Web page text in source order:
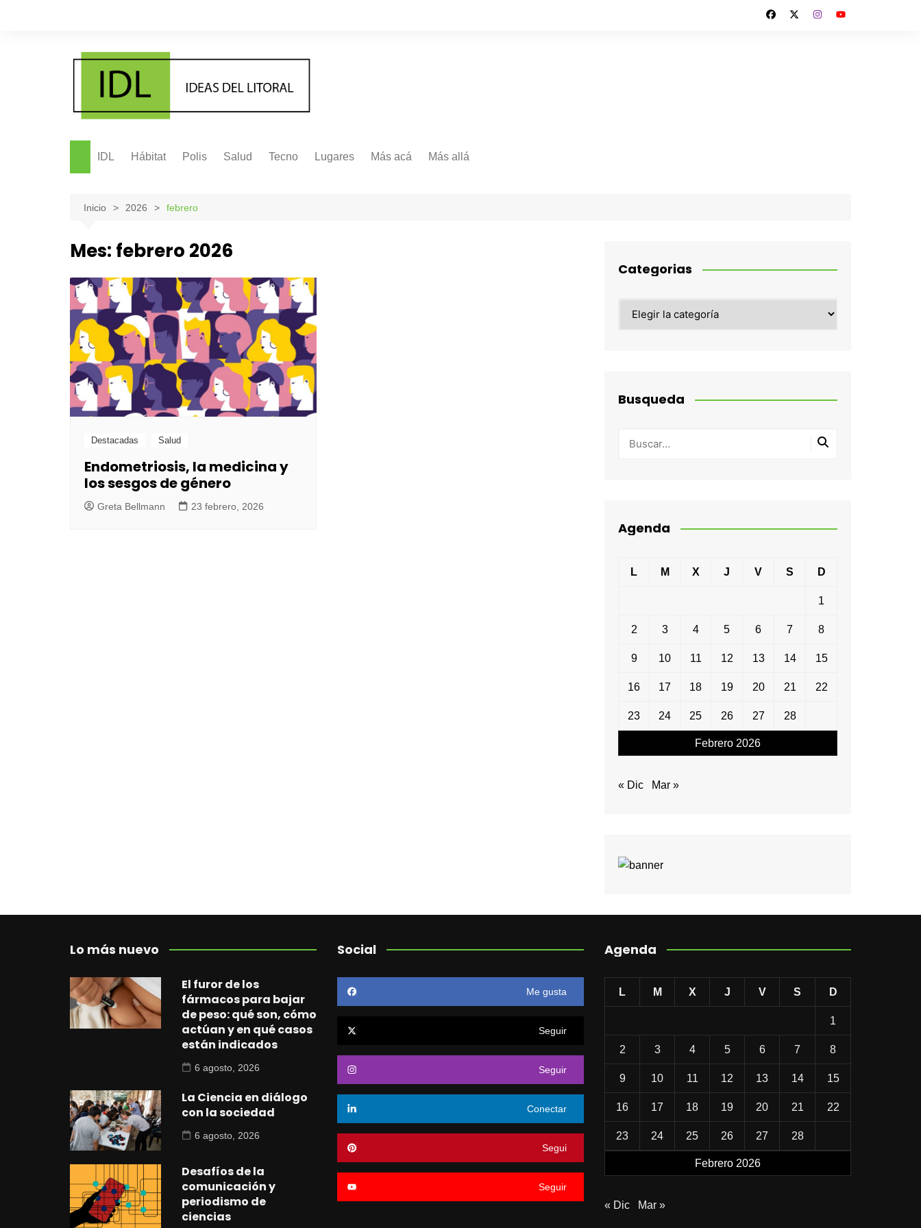
IDL Hábitat Polis Salud Tecno Lugares Más acá Más allá
Inicio 2026 febrero
Mes: febrero 2026
Destacadas Salud
Endometriosis, la medicina y
los sesgos de género
Greta Bellmann 23 febrero, 2026
Categorias
Busqueda
Agenda
Febrero 2026
L M X J V S D
1
2 3 4 5 6 7 8
9 10 11 12 13 14 15
16 17 18 19 20 21 22
23 24 25 26 27 28
« Dic Mar »
Lo más nuevo
El furor de los
fármacos para bajar
de peso: qué son, cómo
actúan y en qué casos
están indicados
6 agosto, 2026
La Ciencia en diálogo
con la sociedad
6 agosto, 2026
Desafíos de la
comunicación y
periodismo de
ciencias
Social
Me gusta
Seguir
Seguir
Conectar
Segui
Seguir
Agenda
Febrero 2026
L M X J V S D
1
2 3 4 5 6 7 8
9 10 11 12 13 14 15
16 17 18 19 20 21 22
23 24 25 26 27 28
« Dic Mar »